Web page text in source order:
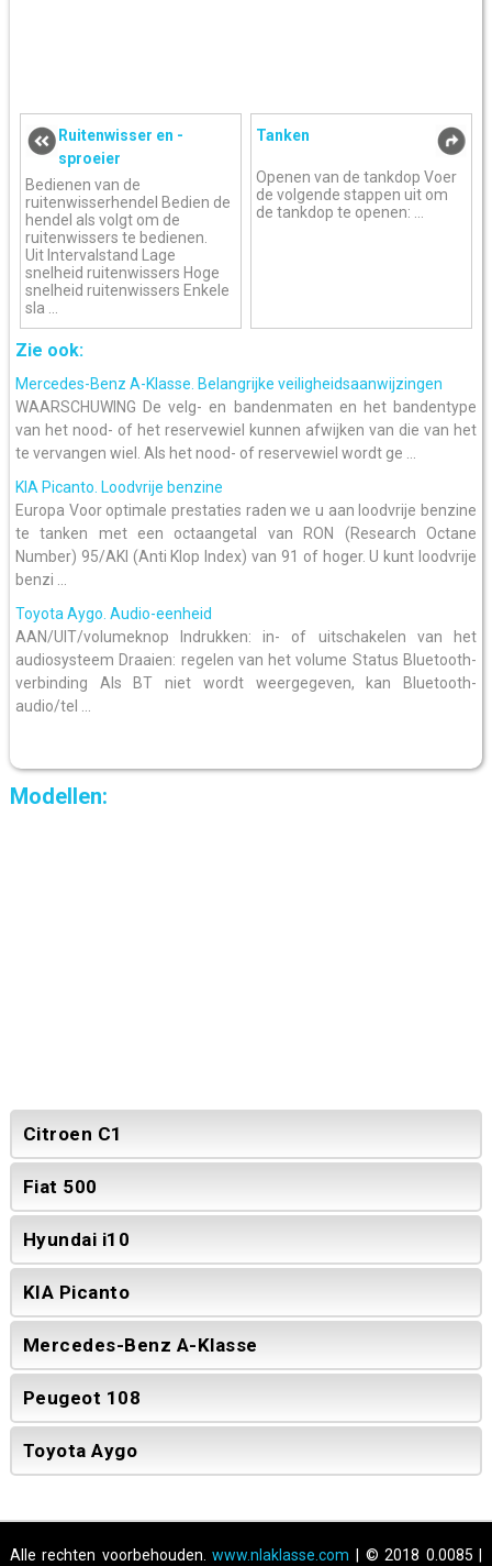
Ruitenwisser en -
sproeier
Bedienen van de
ruitenwisserhendel Bedien de
hendel als volgt om de
ruitenwissers te bedienen.
Uit Intervalstand Lage
snelheid ruitenwissers Hoge
snelheid ruitenwissers Enkele
sla ...
Tanken
Openen van de tankdop Voer
de volgende stappen uit om
de tankdop te openen: ...
Zie ook:
Mercedes-Benz A-Klasse. Belangrijke veiligheidsaanwijzingen
WAARSCHUWING De velg- en bandenmaten en het bandentype
van het nood- of het reservewiel kunnen afwijken van die van het
te vervangen wiel. Als het nood- of reservewiel wordt ge ...
KIA Picanto. Loodvrije benzine
Europa Voor optimale prestaties raden we u aan loodvrije benzine
te tanken met een octaangetal van RON (Research Octane
Number) 95/AKI (Anti Klop Index) van 91 of hoger. U kunt loodvrije
benzi ...
Toyota Aygo. Audio-eenheid
AAN/UIT/volumeknop Indrukken: in- of uitschakelen van het
audiosysteem Draaien: regelen van het volume Status Bluetooth-
verbinding Als BT niet wordt weergegeven, kan Bluetooth-
audio/tel ...
Modellen:
Citroen C1
Fiat 500
Hyundai i10
KIA Picanto
Mercedes-Benz A-Klasse
Peugeot 108
Toyota Aygo
Alle rechten voorbehouden.www.nlaklasse.com | © 2018 0.0085 |